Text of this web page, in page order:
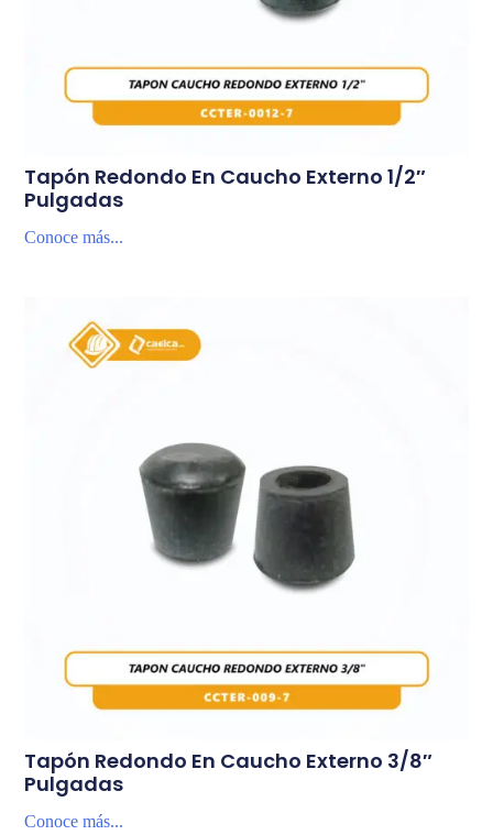
Tapón Redondo En Caucho Externo 1/2″
Pulgadas
Conoce más...
Tapón Redondo En Caucho Externo 3/8″
Pulgadas
Conoce más...